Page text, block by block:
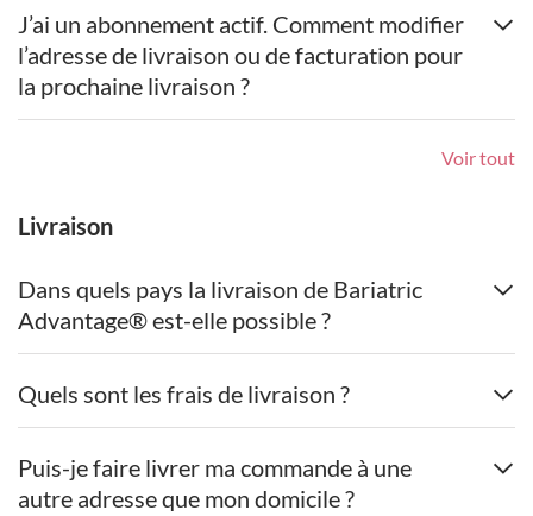
J’ai un abonnement actif. Comment modifier
l’adresse de livraison ou de facturation pour
la prochaine livraison ?
Voir tout
Livraison
Dans quels pays la livraison de Bariatric
Advantage® est-elle possible ?
Quels sont les frais de livraison ?
Puis-je faire livrer ma commande à une
autre adresse que mon domicile ?